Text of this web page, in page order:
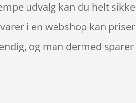
udvalg kan du helt
i en webshop kan
og man dermed